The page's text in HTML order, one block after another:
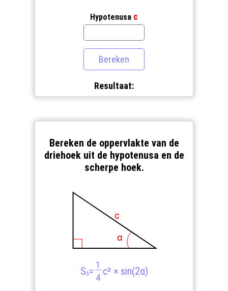
Hypotenusa c
Resultaat:
Bereken de oppervlakte van de
driehoek uit de hypotenusa en de
scherpe hoek.
SΔ=
1
4
c² × sin(2α)